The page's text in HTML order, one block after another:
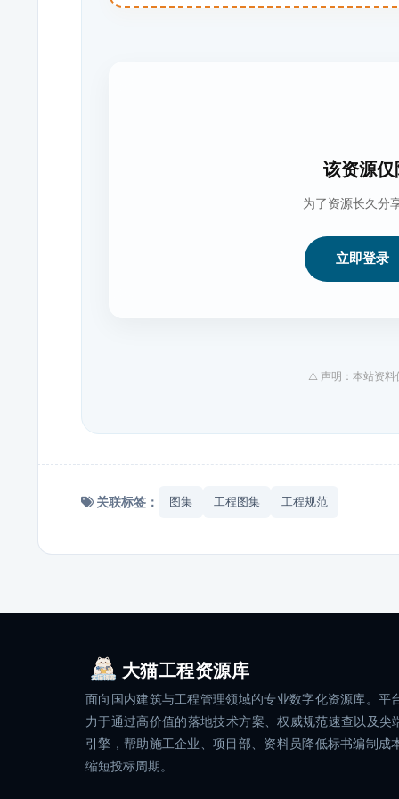
该资源
为了资源长久分
立即登录
⚠️ 声明：本站资料
关联标签： 图集 工程图集 工程规范
大猫工程资源库
面向国内建筑与工程管理领域的专业数字化资源库。平
力于通过高价值的落地技术方案、权威规范速查以及尖
引擎，帮助施工企业、项目部、资料员降低标书编制成
缩短投标周期。